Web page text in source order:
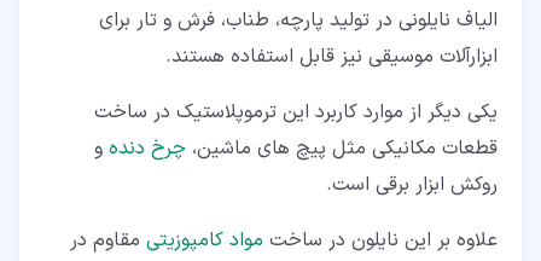
الیاف نایلونی در تولید پارچه، طناب، فرش و تار برای
ابزارآلات موسیقی نیز قابل استفاده هستند.
یکی دیگر از موارد کاربرد این ترموپلاستیک در ساخت
قطعات مکانیکی مثل پیچ های ماشین، چرخ دنده و
روکش ابزار برقی است.
علاوه بر این نایلون در ساخت مواد کامپوزیتی مقاوم در